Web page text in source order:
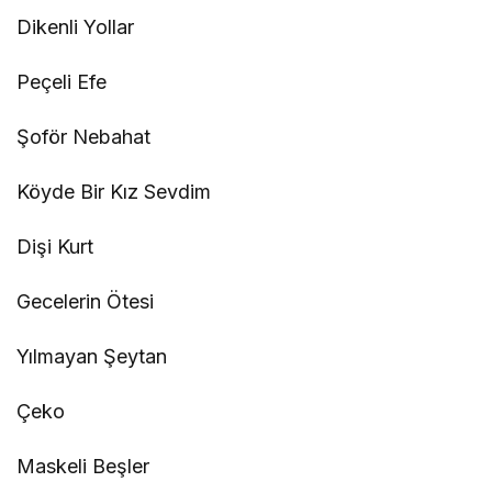
Dikenli Yollar
Peçeli Efe
Şoför Nebahat
Köyde Bir Kız Sevdim
Dişi Kurt
Gecelerin Ötesi
Yılmayan Şeytan
Çeko
Maskeli Beşler